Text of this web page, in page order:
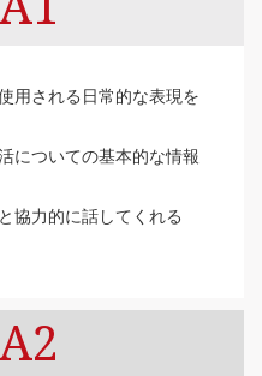
用される日常的な表現を
についての基本的な情報
協力的に話してくれる
A2